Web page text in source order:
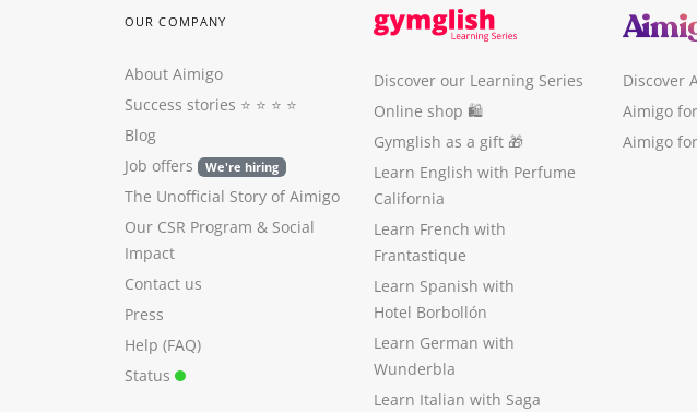
OUR COMPANY
About Aimigo
Success stories ⭐️ ⭐️ ⭐️ ⭐️
Blog
Job offers
We're hiring
The Unofficial Story of Aimigo
Our CSR Program & Social
Impact
Contact us
Press
Help (FAQ)
Status
Discover our Learning Series
Online shop 🛍
Gymglish as a gift 🎁
Learn English with Perfume
California
Learn French with
Frantastique
Learn Spanish with
Hotel Borbollón
Learn German with
Wunderbla
Learn Italian with Saga
Discover
Aimigo
Aimigo